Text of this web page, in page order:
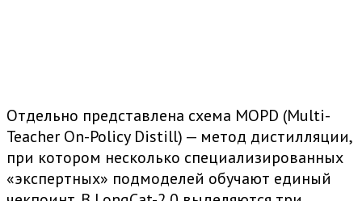
Отдельно представлена схема MOPD (Multi-
Teacher On-Policy Distill) — метод дистилляции,
при котором несколько специализированных
«экспертных» подмоделей обучают единый